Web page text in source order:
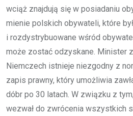
wciąż znajdują się w posiadaniu
mienie polskich obywateli, które
i rozdystrybuowane wśród
może zostać odzyskane. Minister
Niemczech istnieje niezgodny z
zapis prawny, który umożliwia
dóbr po 30 latach. W związku z
wezwał do zwrócenia wszystkich